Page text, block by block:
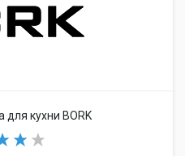
для кухни BORK